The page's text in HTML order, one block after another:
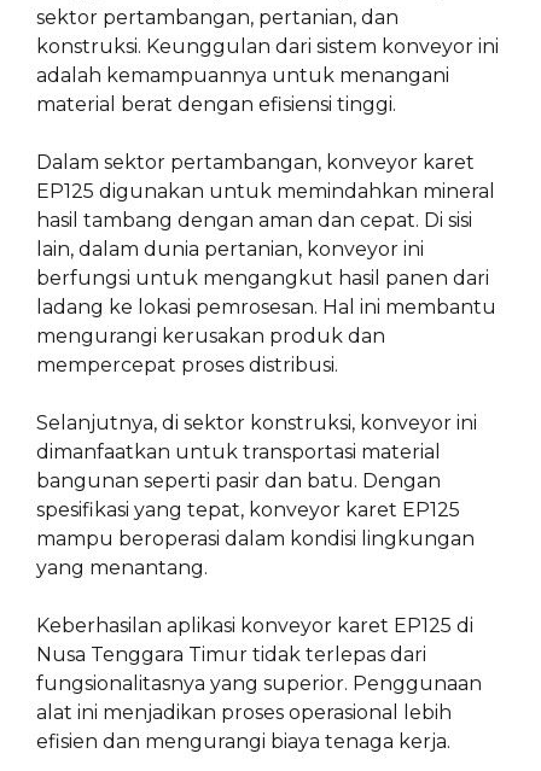
sektor pertambangan, pertanian, dan
konstruksi. Keunggulan dari sistem konveyor ini
adalah kemampuannya untuk menangani
material berat dengan efisiensi tinggi.
Dalam sektor pertambangan, konveyor karet
EP125 digunakan untuk memindahkan mineral
hasil tambang dengan aman dan cepat. Di sisi
lain, dalam dunia pertanian, konveyor ini
berfungsi untuk mengangkut hasil panen dari
ladang ke lokasi pemrosesan. Hal ini membantu
mengurangi kerusakan produk dan
mempercepat proses distribusi.
Selanjutnya, di sektor konstruksi, konveyor ini
dimanfaatkan untuk transportasi material
bangunan seperti pasir dan batu. Dengan
spesifikasi yang tepat, konveyor karet EP125
mampu beroperasi dalam kondisi lingkungan
yang menantang.
Keberhasilan aplikasi konveyor karet EP125 di
Nusa Tenggara Timur tidak terlepas dari
fungsionalitasnya yang superior. Penggunaan
alat ini menjadikan proses operasional lebih
efisien dan mengurangi biaya tenaga kerja.